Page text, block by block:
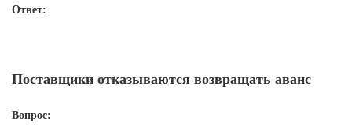
Ответ:
Поставщики отказываются возвращать аванс
Вопрос: